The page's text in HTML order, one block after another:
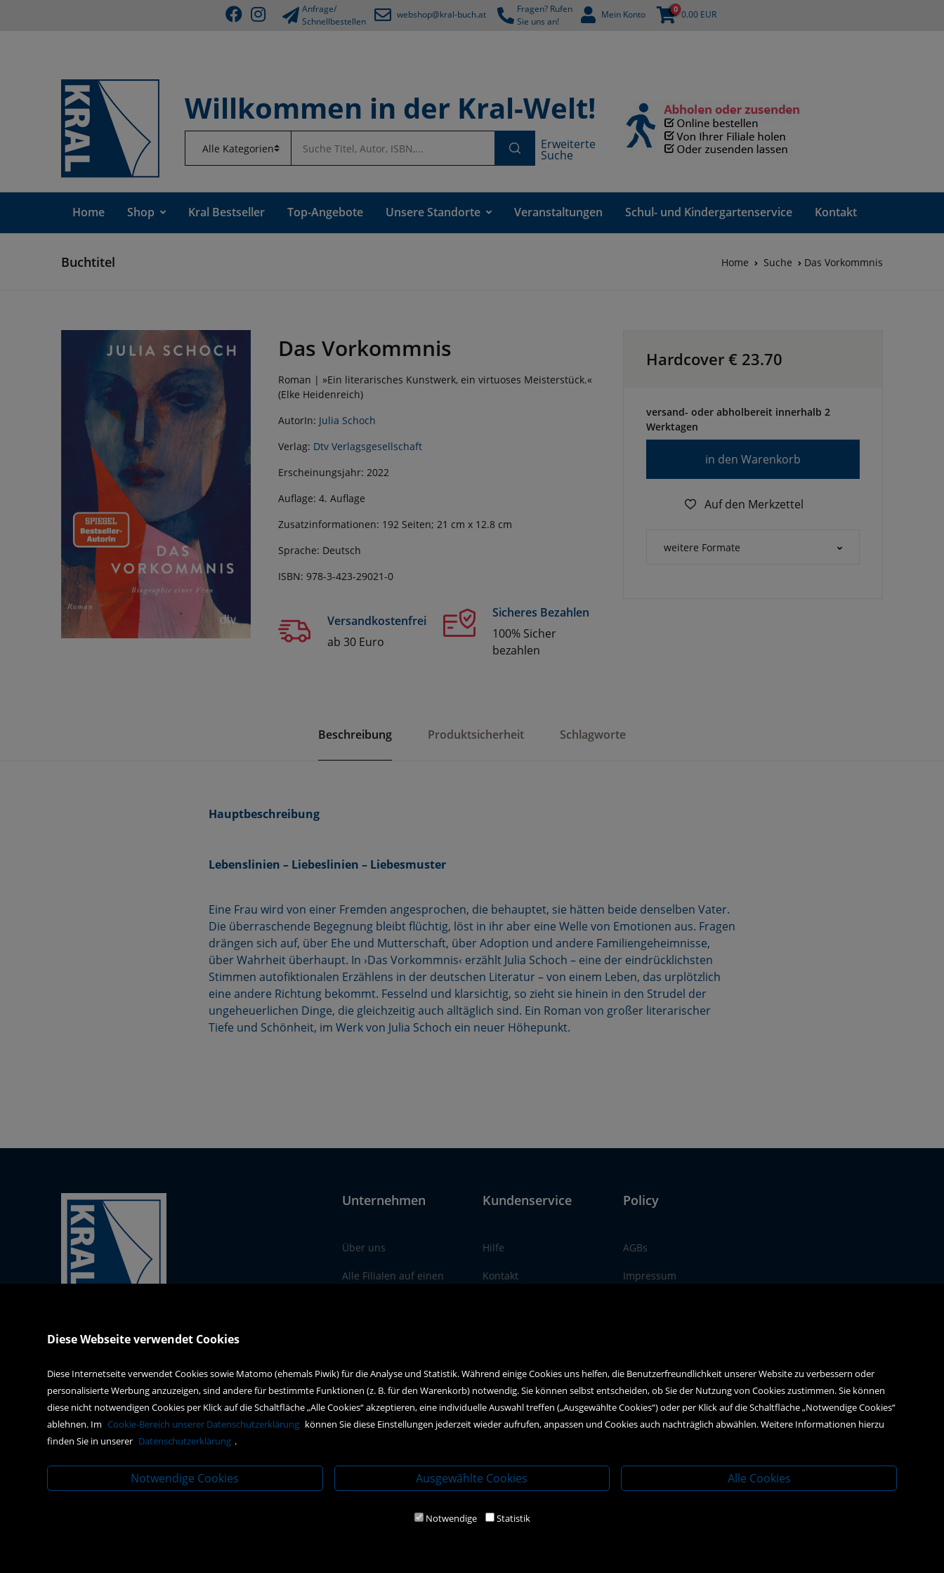
Anfrage/
Schnellbestellen
webshop@kral-buch.at
Fragen? Rufen
Sie uns an!
Mein Konto 0 0.00EUR
Willkommen in der Kral-Welt!
Erweiterte
Suche
Home Shop Kral Bestseller Top-Angebote Unsere Standorte Veranstaltungen Schul- und Kindergartenservice Kontakt
Buchtitel Home Suche Das Vorkommnis
Das Vorkommnis
Roman | »Ein literarisches Kunstwerk, ein virtuoses Meisterstück.«
(Elke Heidenreich)
AutorIn: Julia Schoch
Verlag: Dtv Verlagsgesellschaft
Erscheinungsjahr: 2022
Auflage: 4. Auflage
Zusatzinformationen: 192 Seiten; 21 cm x 12.8 cm
Sprache: Deutsch
ISBN: 978-3-423-29021-0
Versandkostenfrei
ab 30 Euro
Sicheres Bezahlen
100% Sicher
bezahlen
Hardcover € 23.70
versand- oder abholbereit innerhalb 2
Werktagen
in den Warenkorb
Auf den Merkzettel
weitere Formate
Beschreibung Produktsicherheit Schlagworte
Hauptbeschreibung
Lebenslinien – Liebeslinien – Liebesmuster
Eine Frau wird von einer Fremden angesprochen, die behauptet, sie hätten beide denselben Vater.
Die überraschende Begegnung bleibt flüchtig, löst in ihr aber eine Welle von Emotionen aus. Fragen
drängen sich auf, über Ehe und Mutterschaft, über Adoption und andere Familiengeheimnisse,
über Wahrheit überhaupt. In ›Das Vorkommnis‹ erzählt Julia Schoch – eine der eindrücklichsten
Stimmen autofiktionalen Erzählens in der deutschen Literatur – von einem Leben, das urplötzlich
eine andere Richtung bekommt. Fesselnd und klarsichtig, so zieht sie hinein in den Strudel der
ungeheuerlichen Dinge, die gleichzeitig auch alltäglich sind. Ein Roman von großer literarischer
Tiefe und Schönheit, im Werk von Julia Schoch ein neuer Höhepunkt.
Gabrielerstrasse 171
webshop@kral-buch.at
+43 2236 47834
Unternehmen
Über uns
Alle Filialen auf einen
Kundenservice
Hilfe
Kontakt
Policy
AGBs
Impressum
Diese Webseite verwendet Cookies
Diese Internetseite verwendet Cookies sowie Matomo (ehemals Piwik) für die Analyse und Statistik. Während einige Cookies uns helfen, die Benutzerfreundlichkeit unserer Website zu verbessern oder
personalisierte Werbung anzuzeigen, sind andere für bestimmte Funktionen (z. B. für den Warenkorb) notwendig. Sie können selbst entscheiden, ob Sie der Nutzung von Cookies zustimmen. Sie können
diese nicht notwendigen Cookies per Klick auf die Schaltfläche „Alle Cookies“ akzeptieren, eine individuelle Auswahl treffen („Ausgewählte Cookies“) oder per Klick auf die Schaltfläche „Notwendige Cookies“
ablehnen. Im Cookie-Bereich unserer Datenschutzerklärung können Sie diese Einstellungen jederzeit wieder aufrufen, anpassen und Cookies auch nachträglich abwählen. Weitere Informationen hierzu
finden Sie in unserer Datenschutzerklärung .
Notwendige Cookies Ausgewählte Cookies Alle Cookies
Notwendige Statistik